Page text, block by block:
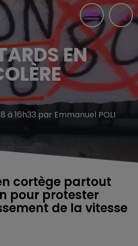
EN
à 16h33 par Emmanuel POLI
cortège partout
pour protester
de la vitesse